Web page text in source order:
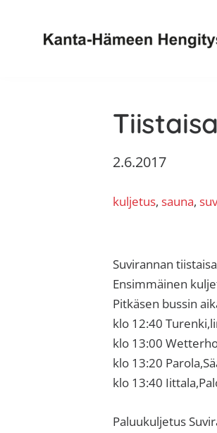
ensisijaiseen
valikkoon
pääsisältöön
ensisijaiseen
sivupalkkiin
alatunnisteeseen
Hämeen
keuhkosairaudet,
2.6.2017
kuljetus, sauna,
Suvirannan
Ensimmäinen
Pitkäsen bussin
klo 12:40
klo 13:00
klo 13:20
klo 13:40
Paluukuljetus